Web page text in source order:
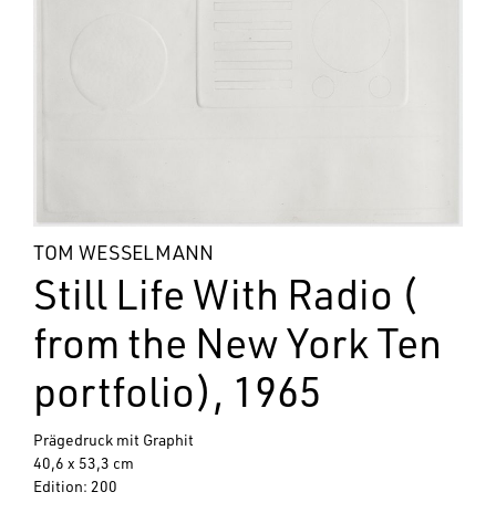
TOM WESSELMANN
Still Life With Radio (
from the New York Ten
portfolio), 1965
Prägedruck mit Graphit
40,6 x 53,3 cm
Edition: 200